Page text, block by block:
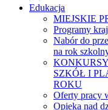
Edukacja
MIEJSKIE
Programy
Nabór do
na rok
SZKÓŁ I
ROKU
Oferty pracy
Opieka nad